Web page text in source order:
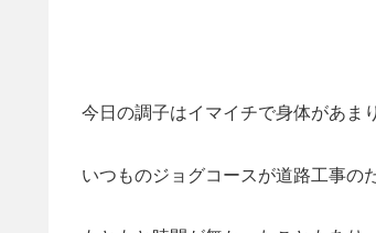
今日の調子はイマイチで身体があま
いつものジョグコースが道路工事の